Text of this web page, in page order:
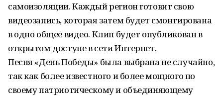
самоизоляции. Каждый регион готовит свою
видеозапись, которая затем будет смонтирована
в одно общее видео. Клип будет опубликован в
открытом доступе в сети Интернет.
Песня «День Победы» была выбрана не случайно,
так как более известного и более мощного по
своему патриотическому и объединяющему